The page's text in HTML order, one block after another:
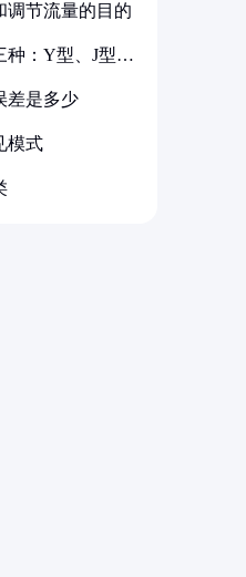
调节流量的目的
种：Y型、J型、
差是多少
模式